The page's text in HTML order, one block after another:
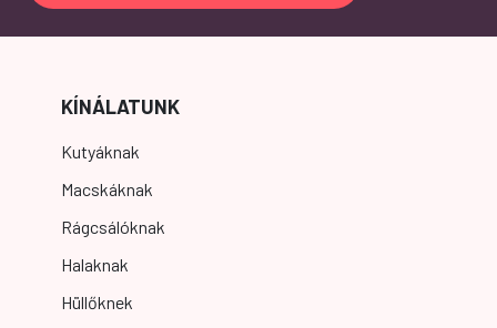
KÍNÁLATUNK
Kutyáknak
Macskáknak
Rágcsálóknak
Halaknak
Hüllőknek